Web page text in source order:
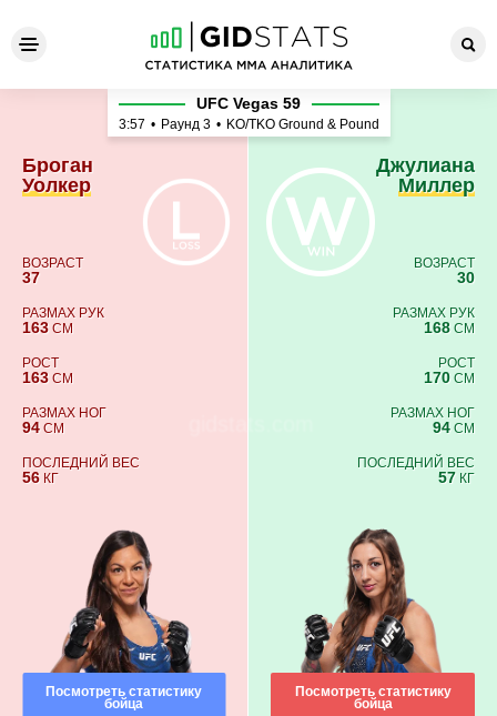
Броган Уолкер - Джулиана
Броган
Уолкер
ВОЗРАСТ
37
РАЗМАХ РУК
163 СМ
РОСТ
163 СМ
РАЗМАХ НОГ
94 СМ
ПОСЛЕДНИЙ ВЕС
56 КГ
Посмотреть статистику
бойца
UFC Vegas 59
3:57 • Раунд 3 • KO/TKO Ground & Pound
Джулиана
Миллер
ВОЗРАСТ
30
РАЗМАХ РУК
168 СМ
РОСТ
170 СМ
РАЗМАХ НОГ
94 СМ
ПОСЛЕДНИЙ ВЕС
57 КГ
Посмотреть статистику
бойца